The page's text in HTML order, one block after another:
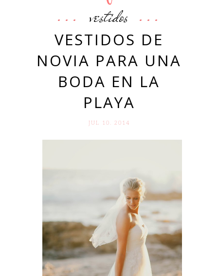
vestidos
VESTIDOS DE
NOVIA PARA UNA
BODA EN LA
PLAYA
JUL 10. 2014